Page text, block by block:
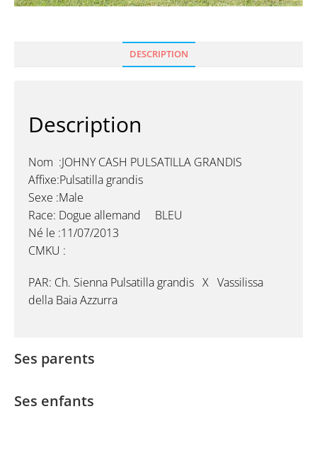
DESCRIPTION
Description
Nom :JOHNY CASH PULSATILLA GRANDIS
Affixe:Pulsatilla grandis
Sexe :Male
Race: Dogue allemand BLEU
Né le :11/07/2013
CMKU :
PAR: Ch. Sienna Pulsatilla grandis X Vassilissa
della Baia Azzurra
Ses parents
Ses enfants